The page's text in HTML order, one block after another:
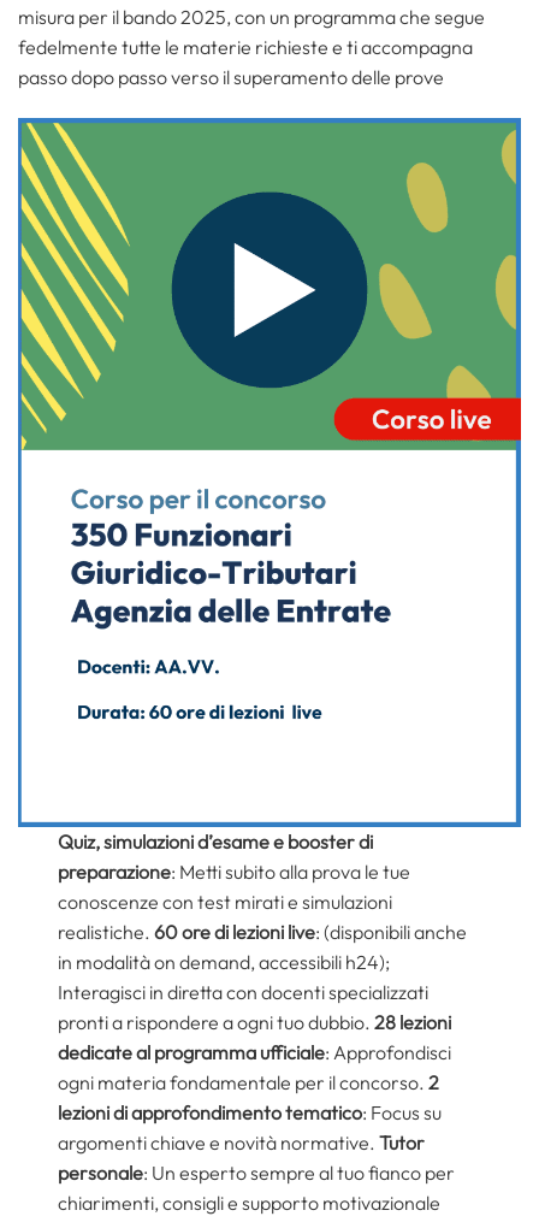
misura per il bando 2025, con un programma che segue
fedelmente tutte le materie richieste e ti accompagna
passo dopo passo verso il superamento delle prove
Quiz, simulazioni d’esame e booster di
preparazione: Metti subito alla prova le tue
conoscenze con test mirati e simulazioni
realistiche.60 ore di lezioni live: (disponibili anche
in modalità on demand, accessibili h24);
Interagisci in diretta con docenti specializzati
pronti a rispondere a ogni tuo dubbio.28 lezioni
dedicate al programma ufficiale: Approfondisci
ogni materia fondamentale per il concorso.2
lezioni di approfondimento tematico: Focus su
argomenti chiave e novità normative.Tutor
personale: Un esperto sempre al tuo fianco per
chiarimenti, consigli e supporto motivazionale